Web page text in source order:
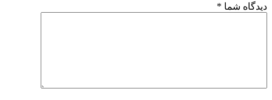
دیدگاه شما *